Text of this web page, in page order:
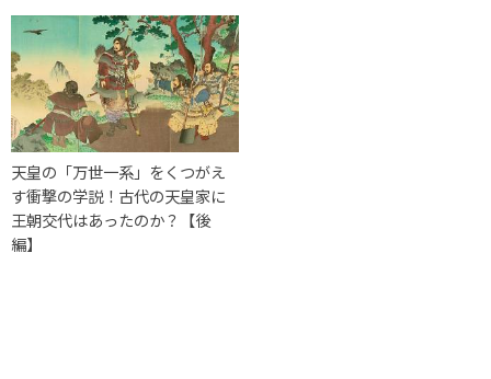
天皇の「万世一系」をくつがえ
す衝撃の学説！古代の天皇家に
王朝交代はあったのか？【後
編】